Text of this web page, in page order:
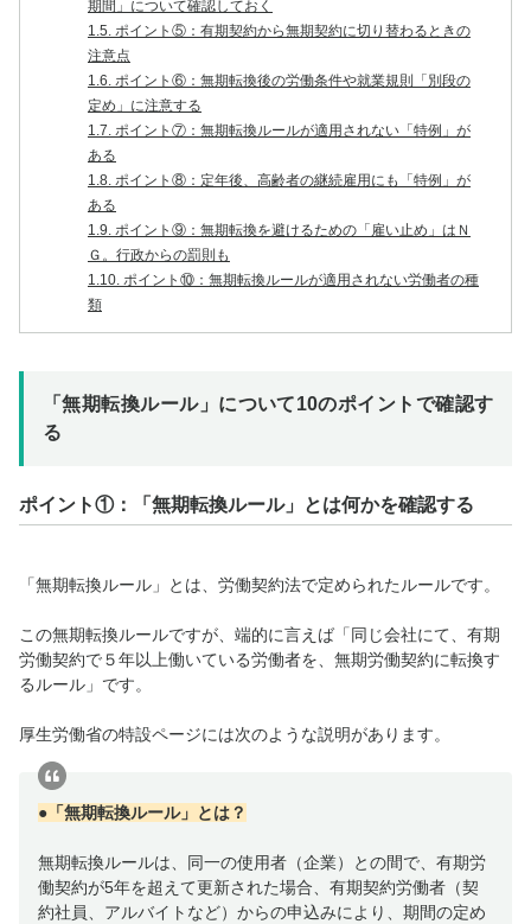
期間」について確認しておく
1.5. ポイント⑤：有期契約から無期契約に切り替わるときの
注意点
1.6. ポイント⑥：無期転換後の労働条件や就業規則「別段の
定め」に注意する
1.7. ポイント⑦：無期転換ルールが適用されない「特例」が
ある
1.8. ポイント⑧：定年後、高齢者の継続雇用にも「特例」が
ある
1.9. ポイント⑨：無期転換を避けるための「雇い止め」はＮ
Ｇ。行政からの罰則も
1.10. ポイント⑩：無期転換ルールが適用されない労働者の種
類
「無期転換ルール」について10のポイントで確認す
る
ポイント①：「無期転換ルール」とは何かを確認する
「無期転換ルール」とは、労働契約法で定められたルールです。
この無期転換ルールですが、端的に言えば「同じ会社にて、有期
労働契約で５年以上働いている労働者を、無期労働契約に転換す
るルール」です。
厚生労働省の特設ページには次のような説明があります。
●「無期転換ルール」とは？
無期転換ルールは、同一の使用者（企業）との間で、有期労
働契約が5年を超えて更新された場合、有期契約労働者（契
約社員、アルバイトなど）からの申込みにより、期間の定め